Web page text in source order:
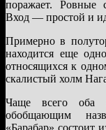
поражает. Ровные
Вход — простой и
Примерно в
находится еще
относящихся к
скалистый холм
Чаще всего оба
обобщающим
«Барабар» состоит